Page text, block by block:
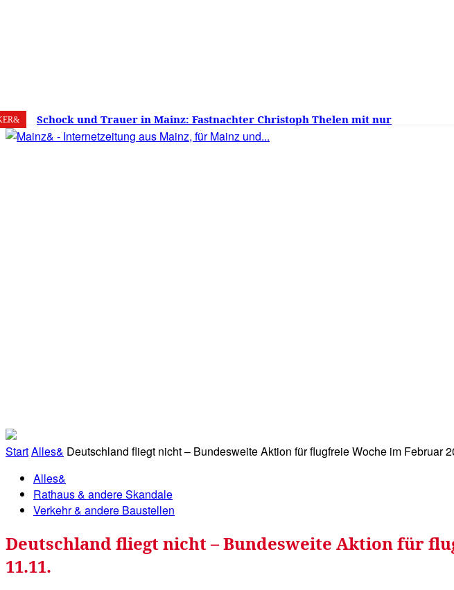
6. August 2026 28.7 Mainz
Schock und Trauer in Mainz: Fastnachter Christoph Thelen mit nur
60 Jahren gestorben – Was ist die Fastnacht ohne…?
StartAlles& Deutschland fliegt nicht – Bundesweite Aktion für flugfreie Woche im Februar
Alles&
Rathaus & andere Skandale
Verkehr & andere Baustellen
Deutschland fliegt nicht – Bundesweite Aktion für
11.11.